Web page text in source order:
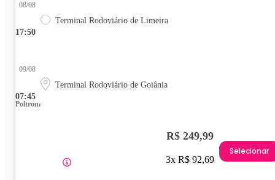
17:50
08/08
Terminal Rodoviário de Limeira
07:45
09/08
Terminal Rodoviário de Goiânia
Poltrona
R$ 249,99
3x R$ 92,69
Selecionar